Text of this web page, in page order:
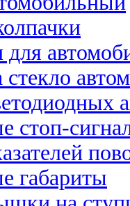
стоп-
габариты